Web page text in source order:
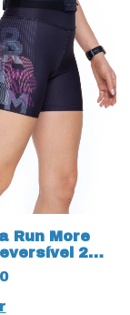
Run More
2
Dry